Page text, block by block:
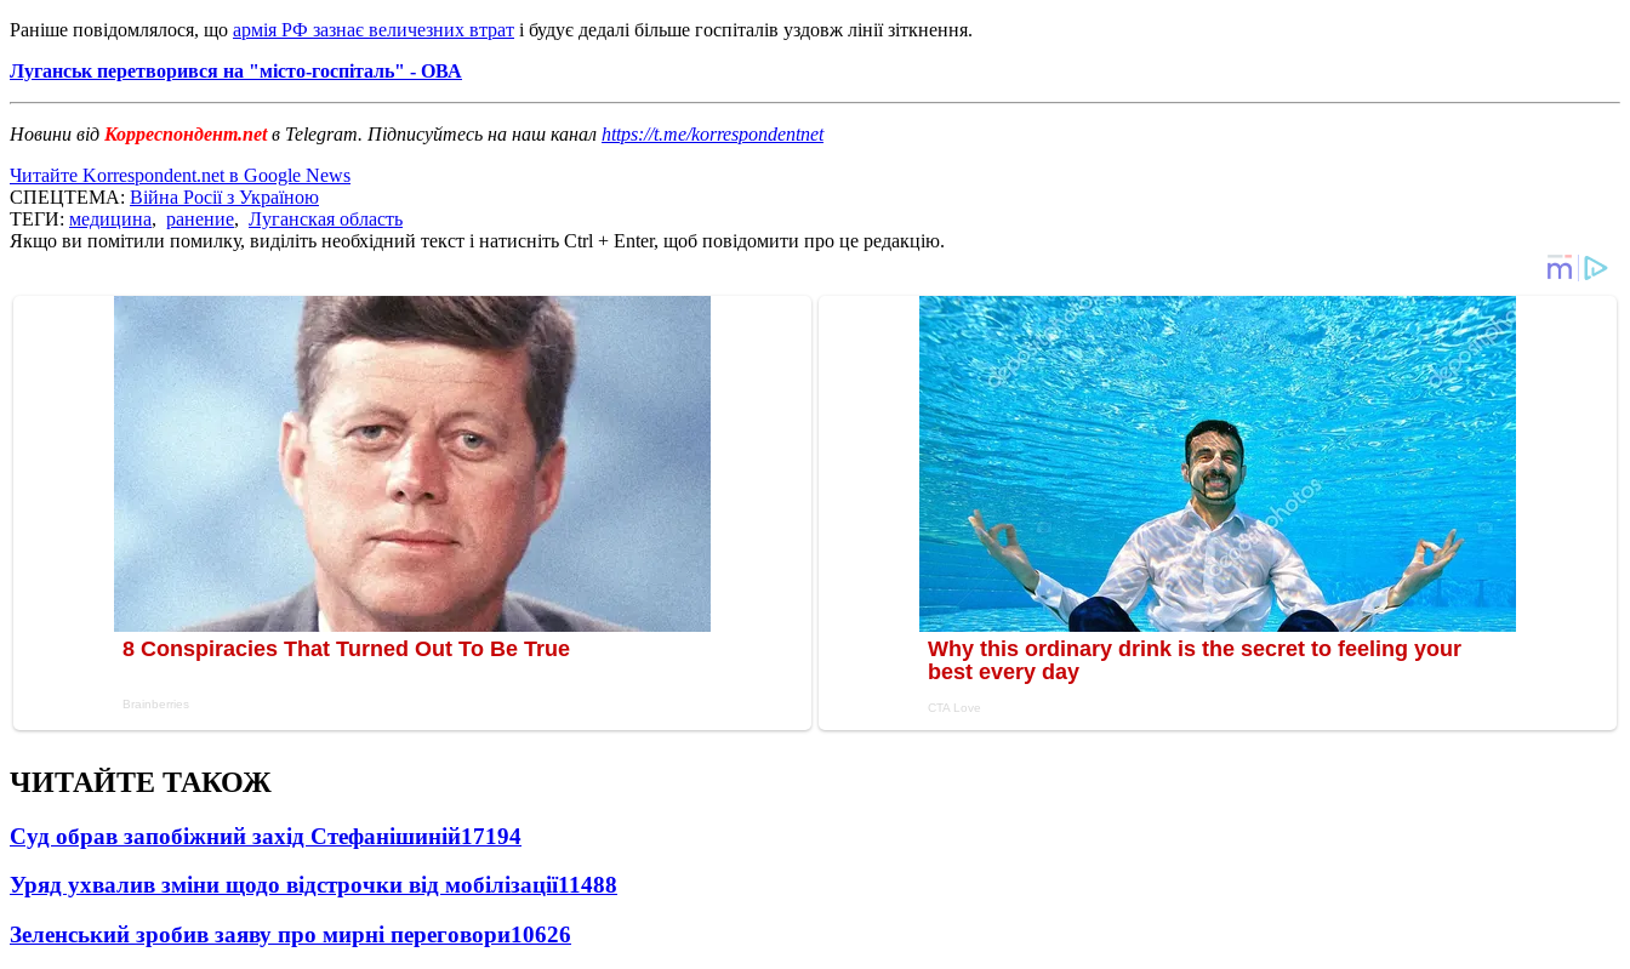
Раніше повідомлялося, що армія РФ зазнає величезних втрат і будує дедалі більше госпіталів уздовж лінії зіткнення.
Луганськ перетворився на "місто-госпіталь" - ОВА
Новини від Корреспондент.netв Telegram. Підписуйтесь на наш канал https://t.me/korrespondentnet
Читайте Korrespondent.net в Google News
СПЕЦТЕМА: Війна Росії з Україною
ТЕГИ: медицина, ранение, Луганская область
Якщо ви помітили помилку, виділіть необхідний текст і натисніть Ctrl + Enter, щоб повідомити про це редакцію.
ЧИТАЙТЕ ТАКОЖ
Суд обрав запобіжний захід Стефанішиній17194
Уряд ухвалив зміни щодо відстрочки від мобілізації11488
Зеленський зробив заяву про мирні переговори10626